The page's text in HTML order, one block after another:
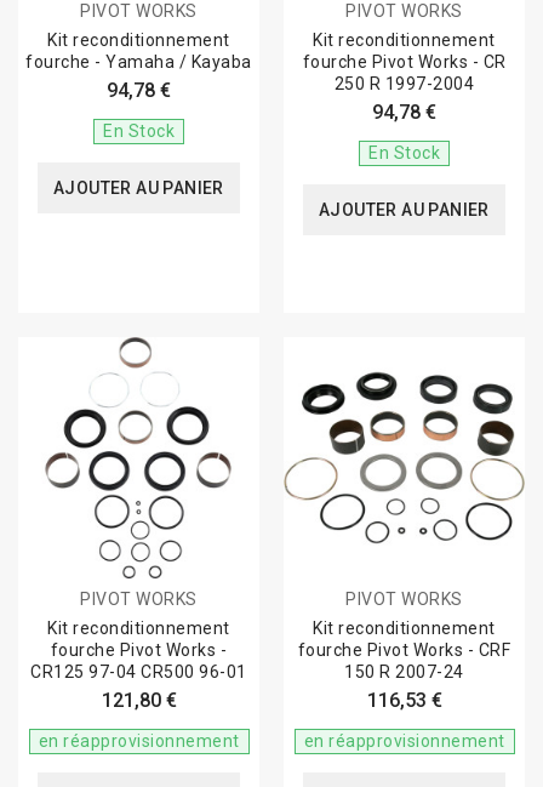
PIVOT WORKS
Kit reconditionnement
fourche - Yamaha / Kayaba
94,78 €
En Stock
AJOUTER AU PANIER
PIVOT WORKS
Kit reconditionnement
fourche Pivot Works - CR
250 R 1997-2004
94,78 €
En Stock
AJOUTER AU PANIER
PIVOT WORKS
Kit reconditionnement
fourche Pivot Works -
CR125 97-04 CR500 96-01
121,80 €
en réapprovisionnement
PIVOT WORKS
Kit reconditionnement
fourche Pivot Works - CRF
150 R 2007-24
116,53 €
en réapprovisionnement